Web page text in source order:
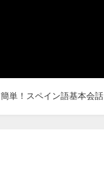
簡単！スペイン語基本会話